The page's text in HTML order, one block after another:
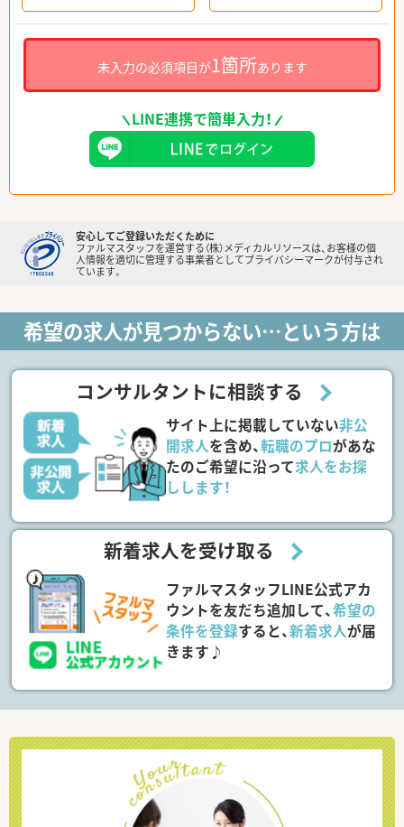
未入力の必須項目が1箇所あります
LINE連携で簡単入力！
安心してご登録いただくために
ファルマスタッフを運営する（株）メディカルリソースは、お客様の個
人情報を適切に管理する事業者としてプライバシーマークが付与され
ています。
希望の求人が見つからない…という方は
コンサルタントに相談する
サイト上に掲載していない非公
開求人を含め、転職のプロがあな
たのご希望に沿って求人をお探
しします！
新着求人を受け取る
ファルマスタッフLINE公式アカ
ウントを友だち追加して、希望の
条件を登録すると、新着求人が届
きます♪